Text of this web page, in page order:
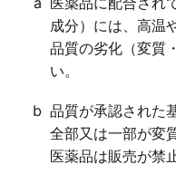
成分）には、高温
品質の劣化（変質
い。
b 品質が承認された
全部又は一部が変
医薬品は販売が禁